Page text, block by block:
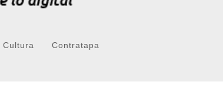
Cultura Contratapa